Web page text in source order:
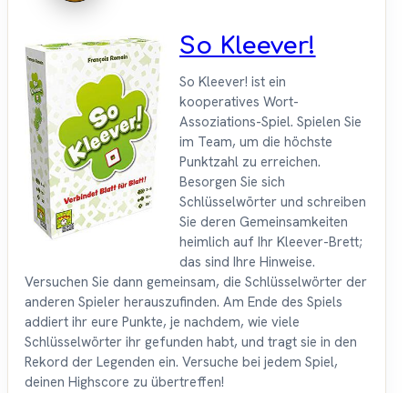
So Kleever!
So Kleever! ist ein
kooperatives Wort-
Assoziations-Spiel. Spielen Sie
im Team, um die höchste
Punktzahl zu erreichen.
Besorgen Sie sich
Schlüsselwörter und schreiben
Sie deren Gemeinsamkeiten
heimlich auf Ihr Kleever-Brett;
das sind Ihre Hinweise.
Versuchen Sie dann gemeinsam, die Schlüsselwörter der
anderen Spieler herauszufinden. Am Ende des Spiels
addiert ihr eure Punkte, je nachdem, wie viele
Schlüsselwörter ihr gefunden habt, und tragt sie in den
Rekord der Legenden ein. Versuche bei jedem Spiel,
deinen Highscore zu übertreffen!